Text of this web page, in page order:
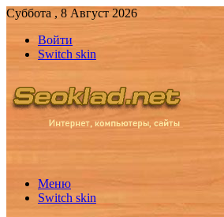
Суббота , 8 Август 2026
Войти
Switch skin
Меню
Switch skin